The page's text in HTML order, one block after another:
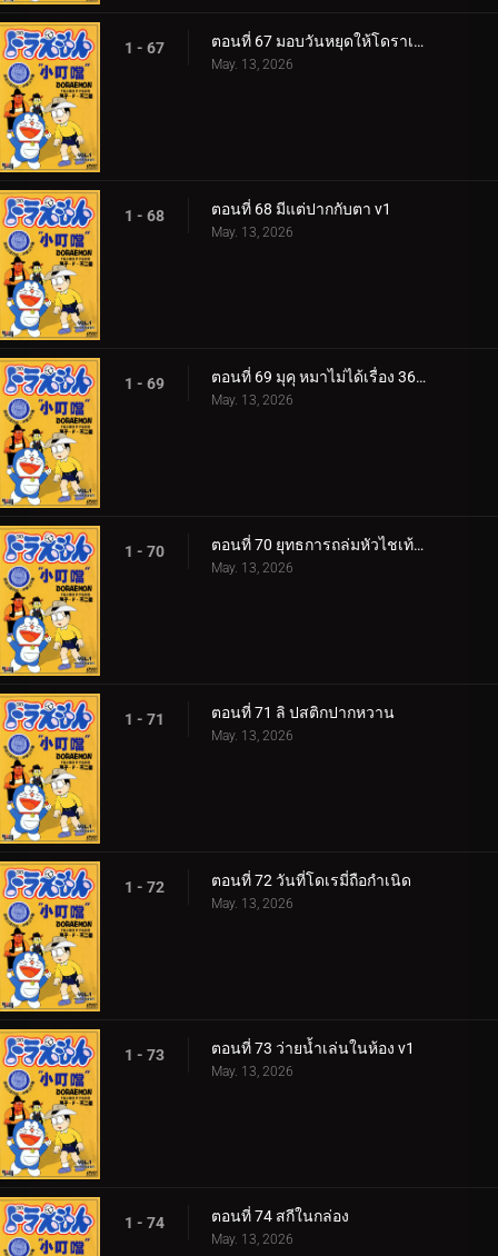
1 - 67 ตอนที่ 67 มอบวันหยุดให้โดราเอมอน
May. 13, 2026
1 - 68 ตอนที่ 68 มีแต่ปากกับตา v1
May. 13, 2026
1 - 69 ตอนที่ 69 มุคุ หมาไม่ได้เรื่อง 360p
May. 13, 2026
1 - 70 ตอนที่ 70 ยุทธการถล่มหัวไชเท้าของโนบิตะ
May. 13, 2026
1 - 71 ตอนที่ 71 ลิ ปสติกปากหวาน
May. 13, 2026
1 - 72 ตอนที่ 72 วันที่โดเรมี่ถือกำเนิด
May. 13, 2026
1 - 73 ตอนที่ 73 ว่ายน้ำเล่นในห้อง v1
May. 13, 2026
1 - 74 ตอนที่ 74 สกีในกล่อง
May. 13, 2026